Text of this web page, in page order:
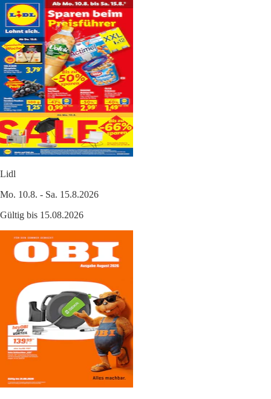
Lidl
Mo. 10.8. - Sa. 15.8.2026
Gültig bis 15.08.2026